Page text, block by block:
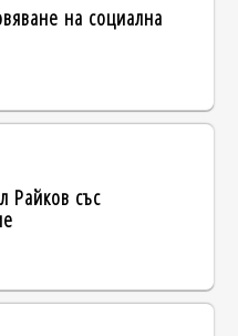
на социална
Райков със